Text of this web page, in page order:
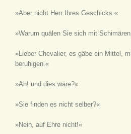
»Aber nicht Herr Ihres Geschicks.«
»Warum quälen Sie sich mit
»Lieber Chevalier, es gäbe ein Mittel,
beruhigen.«
»Ah! und dies wäre?«
»Sie finden es nicht selber?«
»Nein, auf Ehre nicht!«